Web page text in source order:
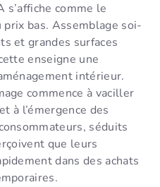
s’affiche comme le
bas. Assemblage soi-
et grandes surfaces
enseigne une
intérieur.
commence à vaciller
à l’émergence des
séduits
que leurs
dans des achats